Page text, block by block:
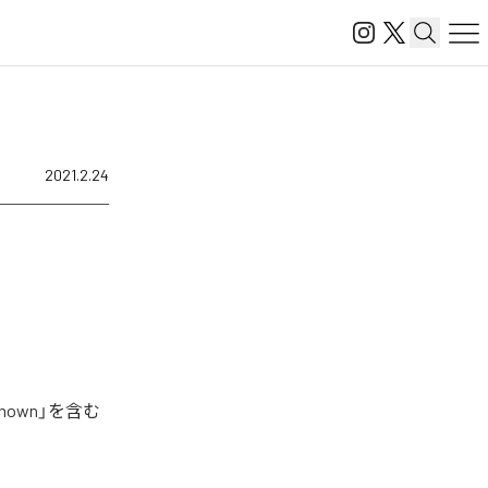
2021.2.24
」を含む